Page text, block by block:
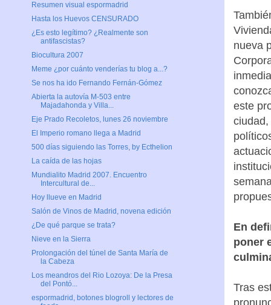
nueva
este
En
poner
Tras
Resumen visual espormadrid
Hasta los Huevos CENSURADO
¿Es esto legítimo? ¿Realmente son
antifascistas?
Biocultura 2007
Meme ¿por cuánto venderías tu blog a...?
Se nos ha ido Fernando Fernán-Gómez
Abierta la autovía M-503 entre
Majadahonda y Villa...
Eje Prado Recoletos, lunes 26 noviembre
El Imperio romano llega a Madrid
500 días siguiendo las Torres, by Ecthelion
La caída de las hojas
Mundialito Madrid 2007. Encuentro
Intercultural de...
Hoy llueve en Madrid
Salón de Vinos de Madrid, novena edición
¿De qué parque se trata?
Nieve en la Sierra
Prolongación del túnel de Santa María de
la Cabeza
Los meandros del Rio Lozoya: De la Presa
del Pontó...
espormadrid, botones blogroll y lectores de